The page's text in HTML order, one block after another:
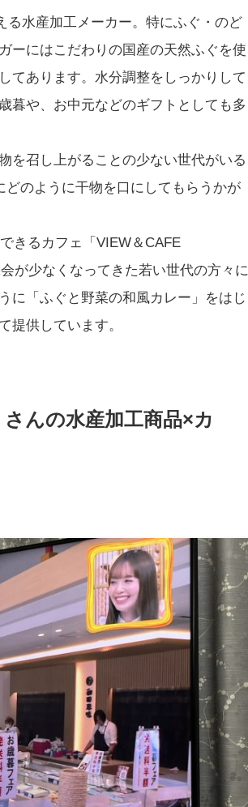
る水産加工メーカー。特にふぐ・のど
ーにはこだわりの国産の天然ふぐを使
てあります。水分調整をしっかりして
暮や、お中元などのギフトとしても多
を召し上がることの少ない世代がいる
のように干物を口にしてもらうかが
きるカフェ「VIEW＆CAFE
が少なくなってきた若い世代の方々に
に「ふぐと野菜の和風カレー」をはじ
提供しています。
んの水産加工商品×カ